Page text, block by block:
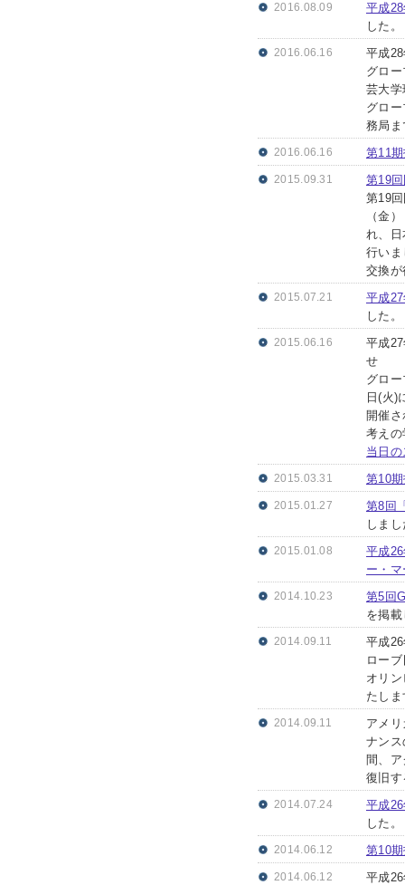
2016.08.09
平成
した。
2016.06.16
平成
グロ
芸大学
グロ
務局ま
2016.06.16 第11
2015.09.31
第19
第19
（金
れ、日
行いま
交換が
2015.07.21
平成
した。
2015.06.16
平成
せ
グロ
日(火)
開催
考えの
当日
2015.03.31 第10
2015.01.27
第8回
しま
2015.01.08
平成
ー・
2014.10.23
第5回
を掲
2014.09.11
平成
ロー
オリ
たしま
2014.09.11
アメ
ナンス
間、
復旧す
2014.07.24
平成
した。
2014.06.12 第10
2014.06.12
平成